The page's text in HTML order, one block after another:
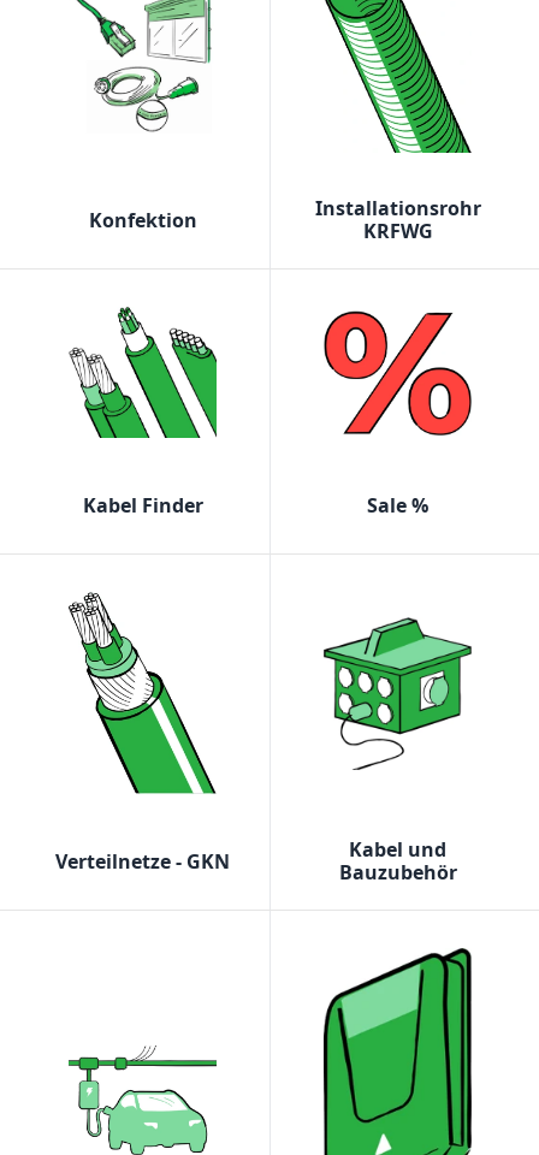
Konfektion
Installationsrohr
KRFWG
Kabel Finder Sale %
Verteilnetze - GKN
Kabel und
Bauzubehör